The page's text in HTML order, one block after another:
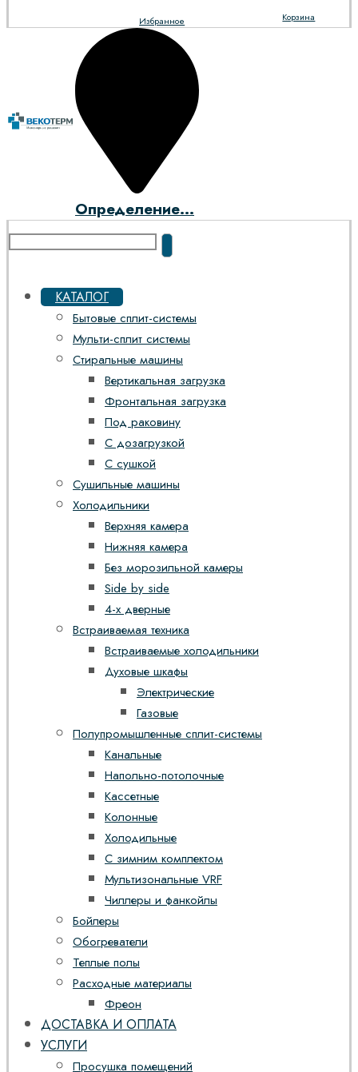
Корзина
Избранное
Определение...
КАТАЛОГ
Бытовые сплит-системы
Мульти-сплит системы
Стиральные машины
Вертикальная загрузка
Фронтальная загрузка
Под раковину
С дозагрузкой
С сушкой
Сушильные машины
Холодильники
Верхняя камера
Нижняя камера
Без морозильной камеры
Side by side
4-х дверные
Встраиваемая техника
Встраиваемые холодильники
Духовые шкафы
Электрические
Газовые
Полупромышленные сплит-системы
Канальные
Напольно-потолочные
Кассетные
Колонные
Холодильные
С зимним комплектом
Мультизональные VRF
Чиллеры и фанкойлы
Бойлеры
Обогреватели
Теплые полы
Расходные материалы
Фреон
ДОСТАВКА И ОПЛАТА
УСЛУГИ
Просушка помещений